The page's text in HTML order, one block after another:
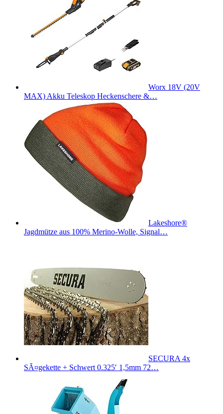
Worx 18V (20V
MAX) Akku Teleskop Heckenschere &…
Lakeshore®
Jagdmütze aus 100% Merino-Wolle, Signal…
SECURA 4x
SÃ¤gekette + Schwert 0.325′ 1,5mm 72…